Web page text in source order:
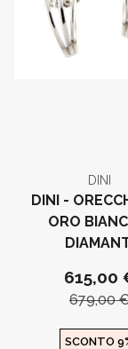
DINI
DINI -
ORO
615,00
679,00
SCONTO